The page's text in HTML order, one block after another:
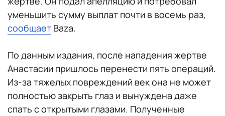
уменьшить сумму выплат почти в восемь раз,
сообщает Baza.
По данным издания, после нападения жертве
Анастасии пришлось перенести пять операций.
Из-за тяжелых повреждений век она не может
полностью закрыть глаз и вынуждена даже
спать с открытыми глазами. Полученные